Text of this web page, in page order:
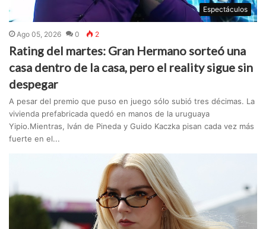
Espectáculos
Ago 05, 2026 0 2
Rating del martes: Gran Hermano sorteó una
casa dentro de la casa, pero el reality sigue sin
despegar
A pesar del premio que puso en juego sólo subió tres décimas. La
vivienda prefabricada quedó en manos de la uruguaya
Yipio.Mientras, Iván de Pineda y Guido Kaczka pisan cada vez más
fuerte en el...